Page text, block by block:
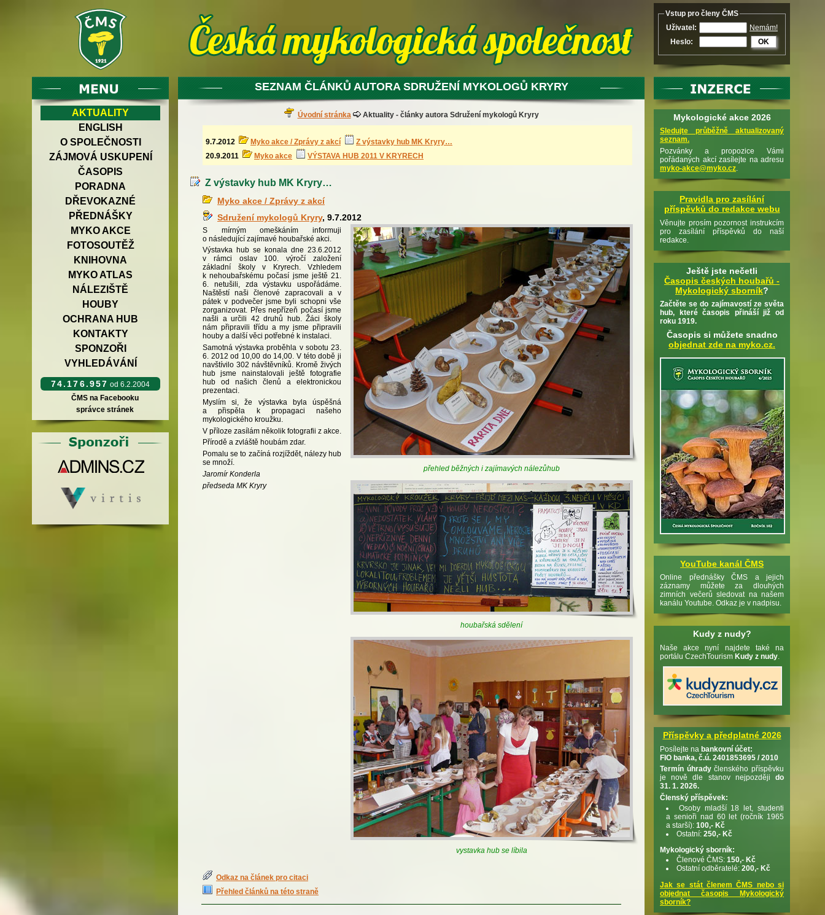
AKTUALITY
ENGLISH
O SPOLEČNOSTI
ZÁJMOVÁ USKUPENÍ
ČASOPIS
PORADNA
DŘEVOKAZNÉ
PŘEDNÁŠKY
MYKO AKCE
FOTOSOUTĚŽ
KNIHOVNA
MYKO ATLAS
NÁLEZIŠTĚ
HOUBY
OCHRANA HUB
KONTAKTY
SPONZOŘI
VYHLEDÁVÁNÍ
74.176.957 od 6.2.2004
ČMS na Facebooku
správce stránek
SEZNAM ČLÁNKŮ AUTORA SDRUŽENÍ MYKOLOGŮ KRYRY
Úvodní stránka Aktuality - články autora Sdružení mykologů Kryry
9.7.2012 Myko akce / Zprávy z akcí
Z výstavky hub MK Kryry…
20.9.2011
Myko akce VÝSTAVA HUB 2011 V KRYRECH
Z výstavky hub MK Kryry…
Myko akce / Zprávy z akcí
Sdružení mykologů Kryry, 9.7.2012
přehled běžných i zajímavých nálezůhub
houbařská sdělení
vystavka hub se líbila
S mírným omeškáním informuji
o následující zajímavé houbařské akci.
Výstavka hub se konala dne 23.6.2012
v rámci oslav 100. výročí založení
základní školy v Kryrech. Vzhledem
k nehoubařskému počasí jsme ještě 21.
6. netušili, zda výstavku uspořádáme.
Naštěstí naši členové zapracovali a v
pátek v podvečer jsme byli schopni vše
zorganizovat. Přes nepřízeň počasí jsme
našli a určili 42 druhů hub. Žáci školy
nám připravili třídu a my jsme připravili
houby a další věci potřebné k instalaci.
Samotná výstavka proběhla v sobotu 23.
6. 2012 od 10,00 do 14,00. V této době ji
navštívilo 302 návštěvníků. Kromě živých
hub jsme nainstalovali ještě fotografie
hub od našich členů a elektronickou
prezentaci.
Myslím si, že výstavka byla úspěšná
a přispěla k propagaci našeho
mykologického kroužku.
V příloze zasílám několik fotografii z akce.
Přírodě a zvláště houbám zdar.
Pomalu se to začíná rozjíždět, nálezy hub
se množí.
Jaromír Konderla
předseda MK Kryry
Odkaz na článek pro citaci
Přehled článků na této straně
Vstup pro členy ČMS
Uživatel:
Nemám!
Heslo:
OK
Mykologické akce 2026
Sledujte průběžně aktualizovaný
seznam.
Pozvánky a propozice Vámi
pořádaných akcí zasílejte na adresu
myko-akce@myko.cz.
Pravidla pro zasílání
příspěvků do redakce webu
Věnujte prosím pozornost instrukcím
pro zasílání příspěvků do naší
redakce.
Ještě jste nečetli
Časopis českých houbařů -
Mykologický sborník?
Začtěte se do zajímavostí ze světa
hub, které časopis přináší již od
roku 1919.
Časopis si můžete snadno
objednat zde na myko.cz.
YouTube kanál ČMS
Online přednášky ČMS a jejich
záznamy můžete za dlouhých
zimních večerů sledovat na našem
kanálu Youtube. Odkaz je v nadpisu.
Kudy z nudy?
Naše akce nyní najdete také na
portálu CzechTourism Kudy z nudy
Příspěvky a předplatné 2026
Posílejte na bankovní účet:
FIO banka, č.ú. 2401853695 / 2010
Termín úhradyčlenského příspěvku
je nově dle stanov nejpozději do
31. 1. 2026.
Členský příspěvek:
Osoby mladší 18 let, studenti
a senioři nad 60 let (ročník 1965
a starší): 100,- Kč
Ostatní: 250,- Kč
Mykologický sborník:
Členové ČMS: 150,- Kč
Ostatní odběratelé: 200,- Kč
Jak se stát členem ČMS nebo si
objednat časopis Mykologický
sborník?